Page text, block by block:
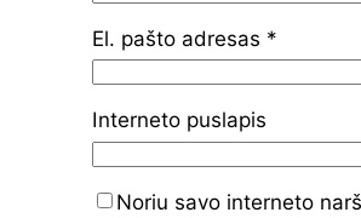
El. pašto adresas *
Interneto puslapis
Noriu savo interneto